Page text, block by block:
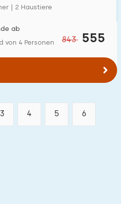
| 2 Haustiere
843 555
ab
von 4 Personen
3 4 5 6